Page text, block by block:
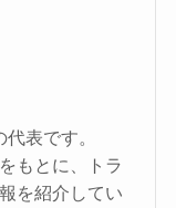
代表です。
もとに、トラ
を紹介してい